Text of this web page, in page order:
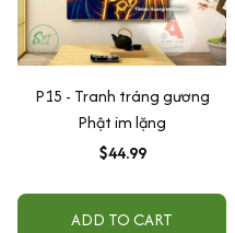
P15 - Tranh tráng gương
Phật im lặng
$44.99
ADD TO CART